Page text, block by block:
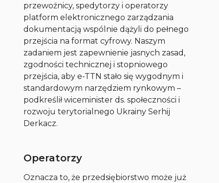
przewoźnicy, spedytorzy i operatorzy
platform elektronicznego zarządzania
dokumentacją wspólnie dążyli do pełnego
przejścia na format cyfrowy. Naszym
zadaniem jest zapewnienie jasnych zasad,
zgodności technicznej i stopniowego
przejścia, aby e-TTN stało się wygodnym i
standardowym narzędziem rynkowym –
podkreślił wiceminister ds. społeczności i
rozwoju terytorialnego Ukrainy Serhij
Derkacz.
Operatorzy
Oznacza to, że przedsiębiorstwo może już